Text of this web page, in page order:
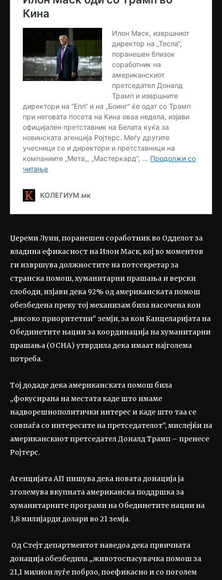
Џереми Луин, поранешен соработник во Одделот за
владина ефикасност на Илон Маск, кој во моментов
ги извршува должностите на потсекретар за
странска помош, хуманитарни прашања и верски
слободи, изјави дека 92% од американската помош
обезбедена преку тој механизам била насочена кон
„високо приоритетни“ земји, за кои Канцеларијата на
Обединетите нации за координација на хуманитарни
прашања (OCHA) утврдила дека имаат најголема
потреба.
Тој додаде дека американската помош била
„фокусирана на местата каде што имаме
надворешнополитички интерес и каде што таа се
совпаѓа со интересите на претседателот“, мислејќи на
американскиот претседател Доналд Трамп – пренесе
Ројтерс.
Агенцијата АП пишува дека новата донација ја
зголемува вкупната американска поддршка за
хуманитарните програми на Обединетите нации на
3,8 милијарди долари во 21 земја.
Од Стејт департментот наведоа дека првичната
донација обезбедила „животоспасувачка помош за
21,1 милион луѓе побрзо, поефикасно и со поголем